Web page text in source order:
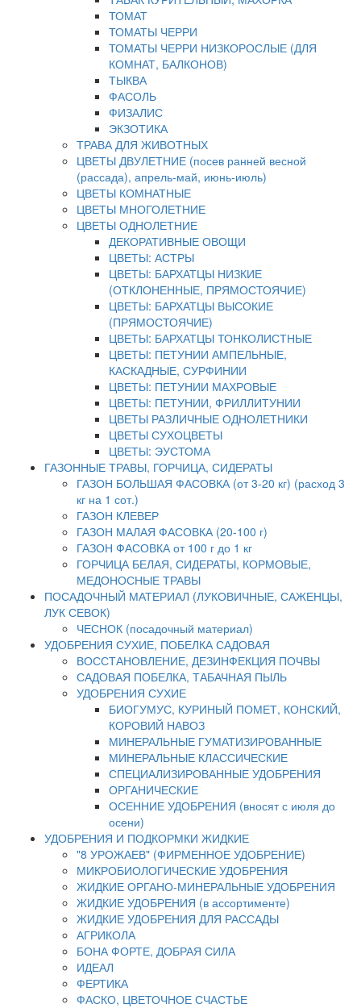
ТОМАТ
ТОМАТЫ ЧЕРРИ
ТОМАТЫ ЧЕРРИ НИЗКОРОСЛЫЕ (ДЛЯ
КОМНАТ, БАЛКОНОВ)
ТЫКВА
ФАСОЛЬ
ФИЗАЛИС
ЭКЗОТИКА
ТРАВА ДЛЯ ЖИВОТНЫХ
ЦВЕТЫ ДВУЛЕТНИЕ (посев ранней весной
(рассада), апрель-май, июнь-июль)
ЦВЕТЫ КОМНАТНЫЕ
ЦВЕТЫ МНОГОЛЕТНИЕ
ЦВЕТЫ ОДНОЛЕТНИЕ
ДЕКОРАТИВНЫЕ ОВОЩИ
ЦВЕТЫ: АСТРЫ
ЦВЕТЫ: БАРХАТЦЫ НИЗКИЕ
(ОТКЛОНЕННЫЕ, ПРЯМОСТОЯЧИЕ)
ЦВЕТЫ: БАРХАТЦЫ ВЫСОКИЕ
(ПРЯМОСТОЯЧИЕ)
ЦВЕТЫ: БАРХАТЦЫ ТОНКОЛИСТНЫЕ
ЦВЕТЫ: ПЕТУНИИ АМПЕЛЬНЫЕ,
КАСКАДНЫЕ, СУРФИНИИ
ЦВЕТЫ: ПЕТУНИИ МАХРОВЫЕ
ЦВЕТЫ: ПЕТУНИИ, ФРИЛЛИТУНИИ
ЦВЕТЫ РАЗЛИЧНЫЕ ОДНОЛЕТНИКИ
ЦВЕТЫ СУХОЦВЕТЫ
ЦВЕТЫ: ЭУСТОМА
ГАЗОННЫЕ ТРАВЫ, ГОРЧИЦА, СИДЕРАТЫ
ГАЗОН БОЛЬШАЯ ФАСОВКА (от 3-20 кг) (расход 3
кг на 1 сот.)
ГАЗОН КЛЕВЕР
ГАЗОН МАЛАЯ ФАСОВКА (20-100 г)
ГАЗОН ФАСОВКА от 100 г до 1 кг
ГОРЧИЦА БЕЛАЯ, СИДЕРАТЫ, КОРМОВЫЕ,
МЕДОНОСНЫЕ ТРАВЫ
ПОСАДОЧНЫЙ МАТЕРИАЛ (ЛУКОВИЧНЫЕ, САЖЕНЦЫ,
ЛУК СЕВОК)
ЧЕСНОК (посадочный материал)
УДОБРЕНИЯ СУХИЕ, ПОБЕЛКА САДОВАЯ
ВОССТАНОВЛЕНИЕ, ДЕЗИНФЕКЦИЯ ПОЧВЫ
САДОВАЯ ПОБЕЛКА, ТАБАЧНАЯ ПЫЛЬ
УДОБРЕНИЯ СУХИЕ
БИОГУМУС, КУРИНЫЙ ПОМЕТ, КОНСКИЙ,
КОРОВИЙ НАВОЗ
МИНЕРАЛЬНЫЕ ГУМАТИЗИРОВАННЫЕ
МИНЕРАЛЬНЫЕ КЛАССИЧЕСКИЕ
СПЕЦИАЛИЗИРОВАННЫЕ УДОБРЕНИЯ
ОРГАНИЧЕСКИЕ
ОСЕННИЕ УДОБРЕНИЯ (вносят с июля до
осени)
УДОБРЕНИЯ И ПОДКОРМКИ ЖИДКИЕ
"8 УРОЖАЕВ" (ФИРМЕННОЕ УДОБРЕНИЕ)
МИКРОБИОЛОГИЧЕСКИЕ УДОБРЕНИЯ
ЖИДКИЕ ОРГАНО-МИНЕРАЛЬНЫЕ УДОБРЕНИЯ
ЖИДКИЕ УДОБРЕНИЯ (в ассортименте)
ЖИДКИЕ УДОБРЕНИЯ ДЛЯ РАССАДЫ
АГРИКОЛА
БОНА ФОРТЕ, ДОБРАЯ СИЛА
ИДЕАЛ
ФЕРТИКА
ФАСКО, ЦВЕТОЧНОЕ СЧАСТЬЕ